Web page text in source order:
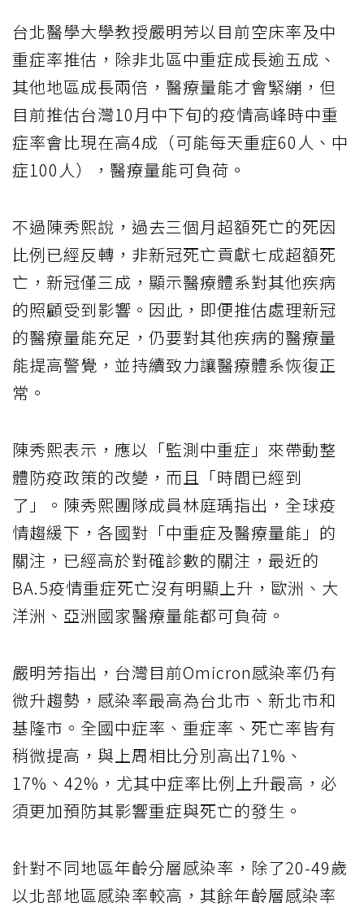
台北醫學大學教授嚴明芳以目前空床率及中
重症率推估，除非北區中重症成長逾五成、
其他地區成長兩倍，醫療量能才會緊繃，但
目前推估台灣10月中下旬的疫情高峰時中重
症率會比現在高4成（可能每天重症60人、中
症100人），醫療量能可負荷。
不過陳秀熙說，過去三個月超額死亡的死因
比例已經反轉，非新冠死亡貢獻七成超額死
亡，新冠僅三成，顯示醫療體系對其他疾病
的照顧受到影響。因此，即便推估處理新冠
的醫療量能充足，仍要對其他疾病的醫療量
能提高警覺，並持續致力讓醫療體系恢復正
常。
陳秀熙表示，應以「監測中重症」來帶動整
體防疫政策的改變，而且「時間已經到
了」。陳秀熙團隊成員林庭瑀指出，全球疫
情趨緩下，各國對「中重症及醫療量能」的
關注，已經高於對確診數的關注，最近的
BA.5疫情重症死亡沒有明顯上升，歐洲、大
洋洲、亞洲國家醫療量能都可負荷。
嚴明芳指出，台灣目前Omicron感染率仍有
微升趨勢，感染率最高為台北市、新北市和
基隆市。全國中症率、重症率、死亡率皆有
稍微提高，與上周相比分別高出71%、
17%、42%，尤其中症率比例上升最高，必
須更加預防其影響重症與死亡的發生。
針對不同地區年齡分層感染率，除了20-49歲
以北部地區感染率較高，其餘年齡層感染率